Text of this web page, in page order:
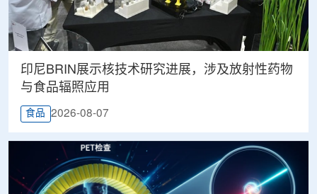
印尼BRIN展示核技术研究进展，涉及放射性药物
与食品辐照应用
食品 2026-08-07